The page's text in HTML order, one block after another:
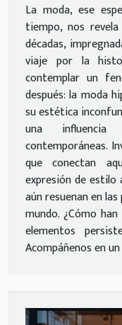
La moda, ese
tiempo, nos
décadas,
viaje por la
contemplar un
después: la moda
su estética
una
contemporáneas.
que conectan
expresión de estilo
aún resuenan en
mundo. ¿Cómo
elementos
Acompáñenos en